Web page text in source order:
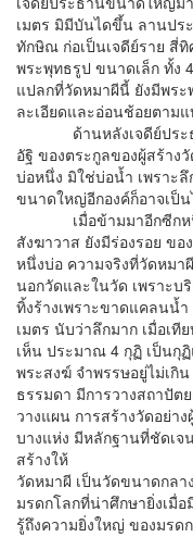
เมตร มิมีบันไดขึ้น ลานปร
ทักษิณ ก่อเป็นเจดีย์ราย สี่
พระพุทธรูป ขนาดเล็ก ทั้ง
แปลกที่วัดหมาผีนี้ ยังมีพร
ละเอียดและอ่อนช้อยตาม
ด้านหลังเจดีย์ประธาน
อัฐิ ของตระกูลของผู้สร้า
บ่อหนึ่ง มิใช่บ่อน้ำ เพราะลึ
ขนาดใหญ่อีกองค์ก็อาจเป็
เมื่อข้ามมาอีกซีกหนึ่ง
สังฆาวาส ยังมีร่องรอย ข
หนึ่งบ่อ ความจริงที่วัดหม
นอกวัดและในวัด เพราะ
ทิ้งร้างเพราะขาดแคลนน้
เมตร นับว่าลึกมาก เมื่อเที
เห็น ประมาณ 4 กุฏิ เป็นกุ
พระสงฆ์ จำพรรษอยู่ไม่เกิ
ธรรมดา มีการวางสถาปัต
วางแผน การสร้างวัดอย่า
บางแห่ง มีหลักฐานที่ชัดเจ
สร้างให้
วัดหมาผี เป็นวัดขนาดกลา
มรดกโลกที่น่าศึกษายิ่งเมื่
รู้ถึงความยิ่งใหญ่ ของมรด